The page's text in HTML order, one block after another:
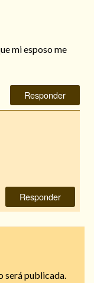
mi esposo me
Responder
Responder
será publicada.